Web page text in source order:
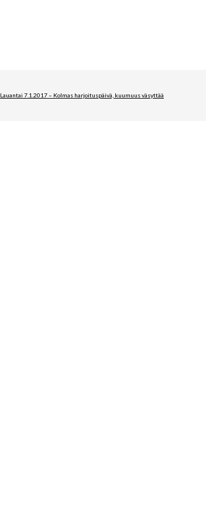
Lauantai 7.1.2017 – Kolmas harjoituspäivä, kuumuus väsyttää